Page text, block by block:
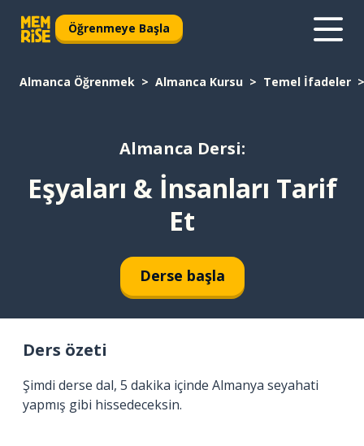
Öğrenmeye Başla
Almanca Öğrenmek Almanca Kursu Temel İfadeler
Almanca Dersi:
Eşyaları & İnsanları Tarif
Et
Derse başla
Ders özeti
Şimdi derse dal, 5 dakika içinde Almanya seyahati
yapmış gibi hissedeceksin.